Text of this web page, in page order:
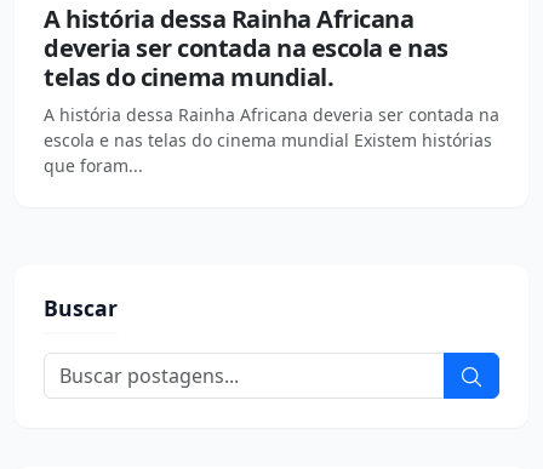
A história dessa Rainha Africana
deveria ser contada na escola e nas
telas do cinema mundial.
A história dessa Rainha Africana deveria ser contada na
escola e nas telas do cinema mundial Existem histórias
que foram...
Buscar